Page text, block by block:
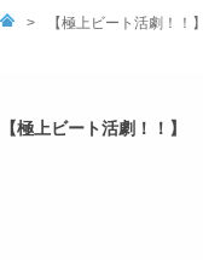
> 【極上ビート活劇！
【極上ビート活劇！！